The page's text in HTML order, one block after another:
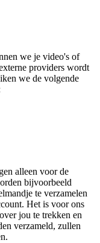
we je video's of
providers wordt
we de volgende
alleen voor de
bijvoorbeeld
te verzamelen
Het is voor ons
jou te trekken en
verzameld, zullen